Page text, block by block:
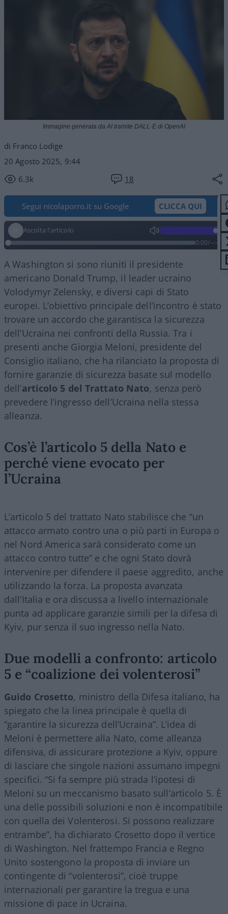
di Franco Lodige
20 Agosto 2025, 9:44
6.3k
18
Immagine generata da AI tramite DALL·E di OpenAI
Segui nicolaporro.it su Google CLICCA QUI
Ascolta l'articolo
0:00/--:--
A Washington si sono riuniti il presidente
americano Donald Trump, il leader ucraino
Volodymyr Zelensky, e diversi capi di Stato
europei. L’obiettivo principale dell’incontro è stato
trovare un accordo che garantisca la sicurezza
dell’Ucraina nei confronti della Russia. Tra i
presenti anche Giorgia Meloni, presidente del
Consiglio italiano, che ha rilanciato la proposta di
fornire garanzie di sicurezza basate sul modello
dell’articolo 5 del Trattato Nato, senza però
prevedere l’ingresso dell’Ucraina nella stessa
alleanza.
Cos’è l’articolo 5 della Nato e
perché viene evocato per
l’Ucraina
L’articolo 5 del trattato Nato stabilisce che “un
attacco armato contro una o più parti in Europa o
nel Nord America sarà considerato come un
attacco contro tutte” e che ogni Stato dovrà
intervenire per difendere il paese aggredito, anche
utilizzando la forza. La proposta avanzata
dall’Italia e ora discussa a livello internazionale
punta ad applicare garanzie simili per la difesa di
Kyiv, pur senza il suo ingresso nella Nato.
Due modelli a confronto: articolo
5 e “coalizione dei volenterosi”
Guido Crosetto, ministro della Difesa italiano, ha
spiegato che la linea principale è quella di
“garantire la sicurezza dell’Ucraina”. L’idea di
Meloni è permettere alla Nato, come alleanza
difensiva, di assicurare protezione a Kyiv, oppure
di lasciare che singole nazioni assumano impegni
specifici. “Si fa sempre più strada l’ipotesi di
Meloni su un meccanismo basato sull’articolo 5. È
una delle possibili soluzioni e non è incompatibile
con quella dei Volenterosi. Si possono realizzare
entrambe”, ha dichiarato Crosetto dopo il vertice
di Washington. Nel frattempo Francia e Regno
Unito sostengono la proposta di inviare un
contingente di “volenterosi”, cioè truppe
internazionali per garantire la tregua e una
missione di pace in Ucraina.